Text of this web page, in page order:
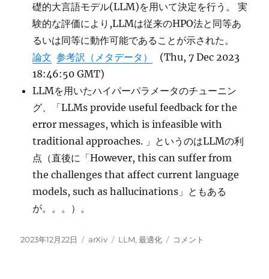
礎的大言語モデル(LLM)を用いて決定を行う。 実
験的な評価により,LLMは従来のHPO法と同等あ
るいは同等に動作可能であることが示された。
論文 参考訳（メタデータ）
(Thu, 7 Dec 2023
18:46:50 GMT)
LLMを用いたハイパーパラメータのチューニン
グ、「LLMs provide useful feedback for the
error messages, which is infeasible with
traditional approaches. 」というのはLLMの利
点（直後に「However, this can suffer from
the challenges that affect current language
models, such as hallucinations」ともある
が。。。）。
投
2023年12月22日
カ
arXiv
タ
LLM,最適化
Using
コメント